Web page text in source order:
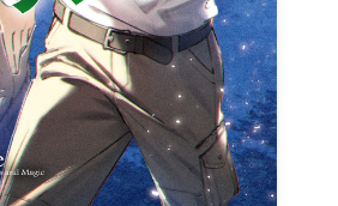
ロサージュノベルス
コミックガルド